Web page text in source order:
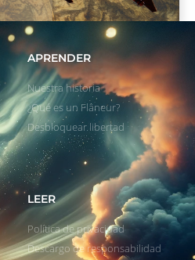
APRENDER
Nuestra historia
¿Qué es un Flâneur?
Desbloquear libertad
LEER
Política de privacidad
Descargo de responsabilidad